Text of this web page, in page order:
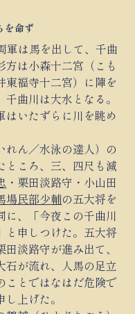
を命ず
軍は馬を出して、千曲
は小森十二宮（こも
東福寺十二宮）に陣を
曲川は大水となる。
はいたずらに川を眺め
ん／水泳の達人）の
ところ、三、四尺も減
・栗田淡路守・小山田
場民部少輔の五大将を
に、「今夜この千曲川
と申しつけた。五大将
淡路守が進み出て、
石が流れ、人馬の足立
ことではなはだ危険で
上げた。